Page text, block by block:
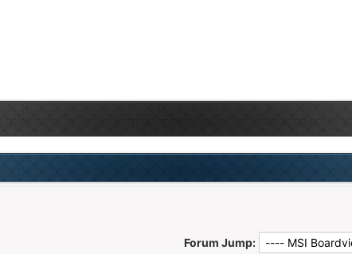
Forum Jump: